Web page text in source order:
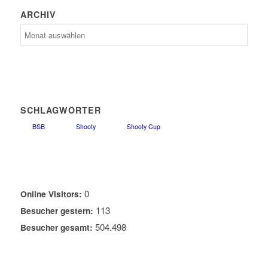
ARCHIV
SCHLAGWÖRTER
BSB Shooty Shooty Cup
Online Visitors: 0
Besucher gestern: 113
Besucher gesamt: 504.498